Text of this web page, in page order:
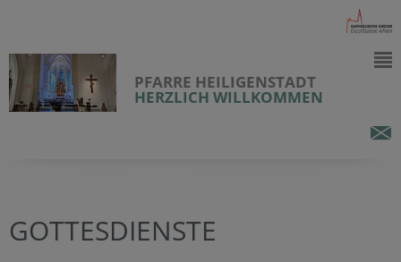
PFARRE HEILIGENSTADT
HERZLICH WILLKOMMEN
GOTTESDIENSTE